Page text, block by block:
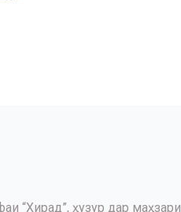
“Хирад”, ҳузур дар маҳзари